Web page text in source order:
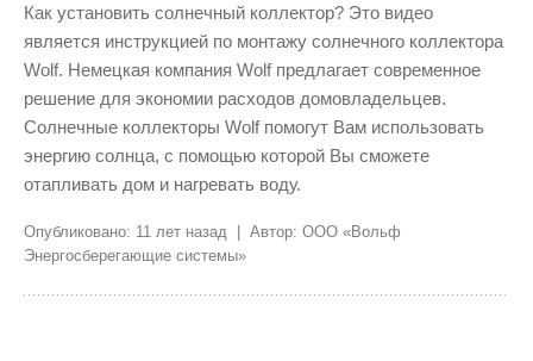
Как установить солнечный коллектор? Это видео
является инструкцией по монтажу солнечного коллектора
Wolf. Немецкая компания Wolf предлагает современное
решение для экономии расходов домовладельцев.
Солнечные коллекторы Wolf помогут Вам использовать
энергию солнца, с помощью которой Вы сможете
отапливать дом и нагревать воду.
Опубликовано: 11 лет назад | Автор: ООО «Вольф
Энергосберегающие системы»